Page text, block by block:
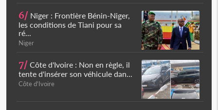
6/ Niger : Frontière Bénin-Niger,
les conditions de Tiani pour sa
ré...
Niger
7/ Côte d'Ivoire : Non en règle, il
tente d'insérer son véhicule dan...
Côte d'Ivoire